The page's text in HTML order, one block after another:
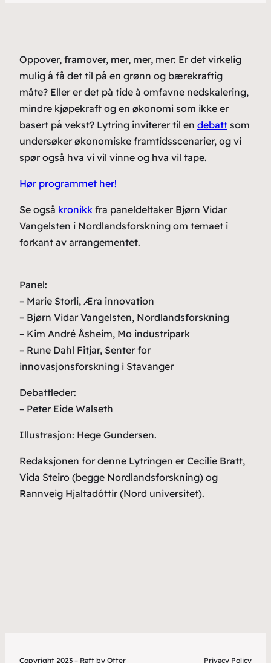
Oppover, framover, mer, mer, mer: Er det virkelig
mulig å få det til på en grønn og bærekraftig
måte? Eller er det på tide å omfavne nedskalering,
mindre kjøpekraft og en økonomi som ikke er
basert på vekst? Lytring inviterer til en debatt som
undersøker økonomiske framtidsscenarier, og vi
spør også hva vi vil vinne og hva vil tape.
Hør programmet her!
Se også kronikk fra paneldeltaker Bjørn Vidar
Vangelsten i Nordlandsforskning om temaet i
forkant av arrangementet.
Panel:
– Marie Storli, Æra innovation
– Bjørn Vidar Vangelsten, Nordlandsforskning
– Kim André Åsheim, Mo industripark
– Rune Dahl Fitjar, Senter for
innovasjonsforskning i Stavanger
Debattleder:
– Peter Eide Walseth
Illustrasjon: Hege Gundersen.
Redaksjonen for denne Lytringen er Cecilie Bratt,
Vida Steiro (begge Nordlandsforskning) og
Rannveig Hjaltadóttir (Nord universitet).
Copyright 2023 – Raft by Otter Privacy Policy